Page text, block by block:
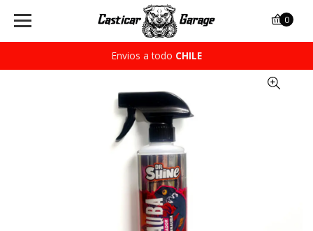
Envios a todo CHILE
0